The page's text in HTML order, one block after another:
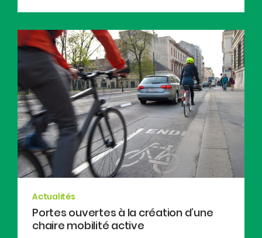
Actualités
Portes ouvertes à la création d’une
chaire mobilité active